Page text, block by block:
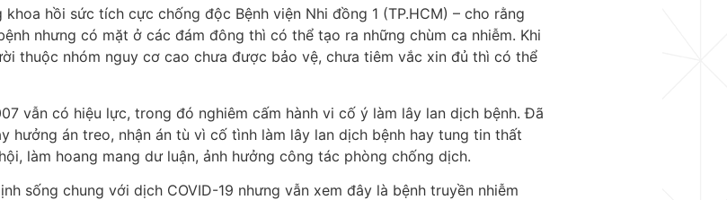
hồi sức tích cực chống độc Bệnh viện Nhi đồng 1 (TP.HCM) – cho rằng
nhưng có mặt ở các đám đông thì có thể tạo ra những chùm ca nhiễm. Khi
thuộc nhóm nguy cơ cao chưa được bảo vệ, chưa tiêm vắc xin đủ thì có thể
vẫn có hiệu lực, trong đó nghiêm cấm hành vi cố ý làm lây lan dịch bệnh. Đã
hưởng án treo, nhận án tù vì cố tình làm lây lan dịch bệnh hay tung tin thất
làm hoang mang dư luận, ảnh hưởng công tác phòng chống dịch.
sống chung với dịch COVID-19 nhưng vẫn xem đây là bệnh truyền nhiễm